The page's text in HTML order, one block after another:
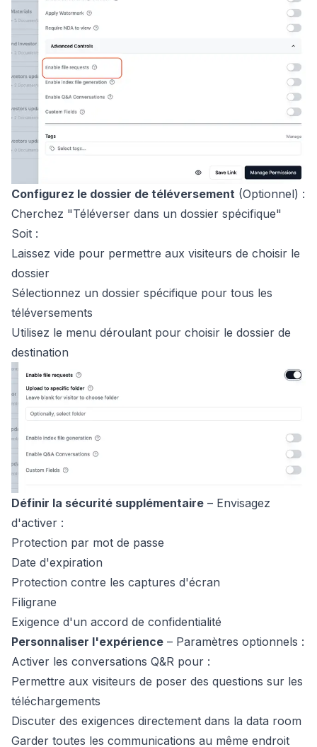
Configurez le dossier de téléversement (Optionnel) :
Cherchez "Téléverser dans un dossier spécifique"
Soit :
Laissez vide pour permettre aux visiteurs de choisir le
dossier
Sélectionnez un dossier spécifique pour tous les
téléversements
Utilisez le menu déroulant pour choisir le dossier de
destination
Définir la sécurité supplémentaire – Envisagez
d'activer :
Protection par mot de passe
Date d'expiration
Protection contre les captures d'écran
Filigrane
Exigence d'un accord de confidentialité
Personnaliser l'expérience – Paramètres optionnels :
Activer les conversations Q&R pour :
Permettre aux visiteurs de poser des questions sur les
téléchargements
Discuter des exigences directement dans la data room
Garder toutes les communications au même endroit